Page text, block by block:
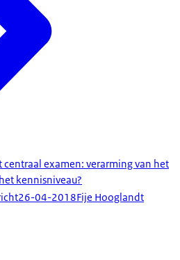
centraal examen: verarming van het
kennisniveau?
26-04-2018Fije Hooglandt